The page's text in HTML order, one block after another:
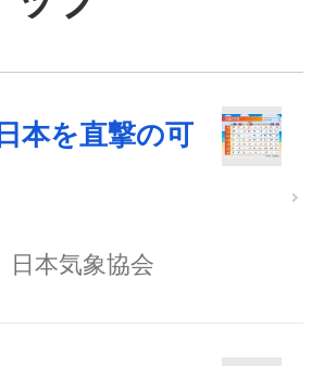
本を直撃の可
日本気象協会